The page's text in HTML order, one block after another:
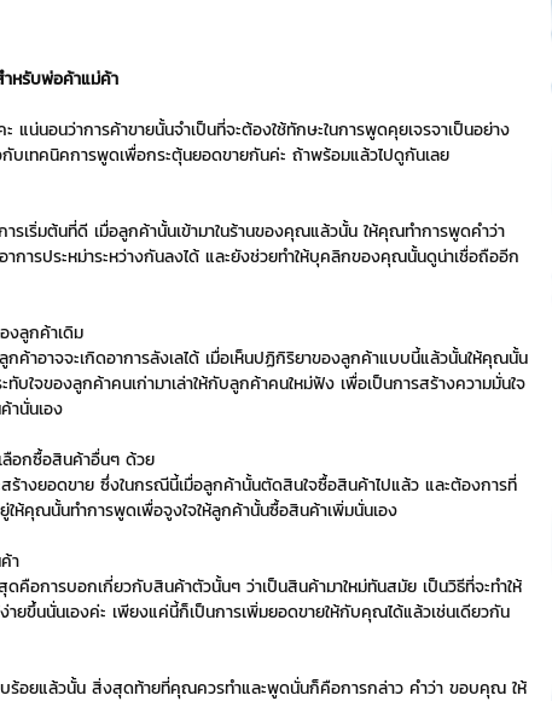
คอต สติกเกอร์ไลน์ 3D
หรับพ่อค้าแม่ค้า
ะ แน่นอนว่าการค้าขายนั้นจำเป็นที่จะต้องใช้ทักษะในการพูดคุยเจรจาเป็นอย่าง
บเทคนิคการพูดเพื่อกระตุ้นยอดขายกันค่ะ ถ้าพร้อมแล้วไปดูกันเลย
รเริ่มต้นที่ดี เมื่อลูกค้านั้นเข้ามาในร้านของคุณแล้วนั้น ให้คุณทำการพูดคำว่า
การประหม่าระหว่างกันลงได้ และยังช่วยทำให้บุคลิกของคุณนั้นดูน่าเชื่อถืออีก
งลูกค้าเดิม
กค้าอาจจะเกิดอาการลังเลได้ เมื่อเห็นปฏิกิริยาของลูกค้าแบบนี้แล้วนั้นให้คุณนั้น
ใจของลูกค้าคนเก่ามาเล่าให้กับลูกค้าคนใหม่ฟัง เพื่อเป็นการสร้างความมั่นใจ
านั่นเอง
ลือกซื้อสินค้าอื่นๆ ด้วย
สร้างยอดขาย ซึ่งในกรณีนี้เมื่อลูกค้านั้นตัดสินใจซื้อสินค้าไปแล้ว และต้องการที่
ให้คุณนั้นทำการพูดเพื่อจูงใจให้ลูกค้านั้นซื้อสินค้าเพิ่มนั่นเอง
า
คือการบอกเกี่ยวกับสินค้าตัวนั้นๆ ว่าเป็นสินค้ามาใหม่ทันสมัย เป็นวิธีที่จะทำให้
ขึ้นนั่นเองค่ะ เพียงแค่นี้ก็เป็นการเพิ่มยอดขายให้กับคุณได้แล้วเช่นเดียวกัน
บร้อยแล้วนั้น สิ่งสุดท้ายที่คุณควรทำและพูดนั่นก็คือการกล่าว คำว่า ขอบคุณ ให้